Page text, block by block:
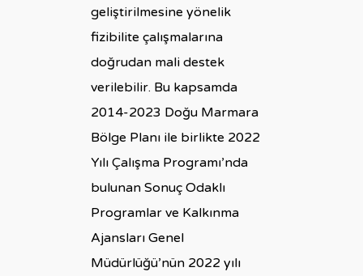
geliştirilmesine yönelik
fizibilite çalışmalarına
doğrudan mali destek
verilebilir. Bu kapsamda
2014-2023 Doğu Marmara
Bölge Planı ile birlikte 2022
Yılı Çalışma Programı’nda
bulunan Sonuç Odaklı
Programlar ve Kalkınma
Ajansları Genel
Müdürlüğü’nün 2022 yılı